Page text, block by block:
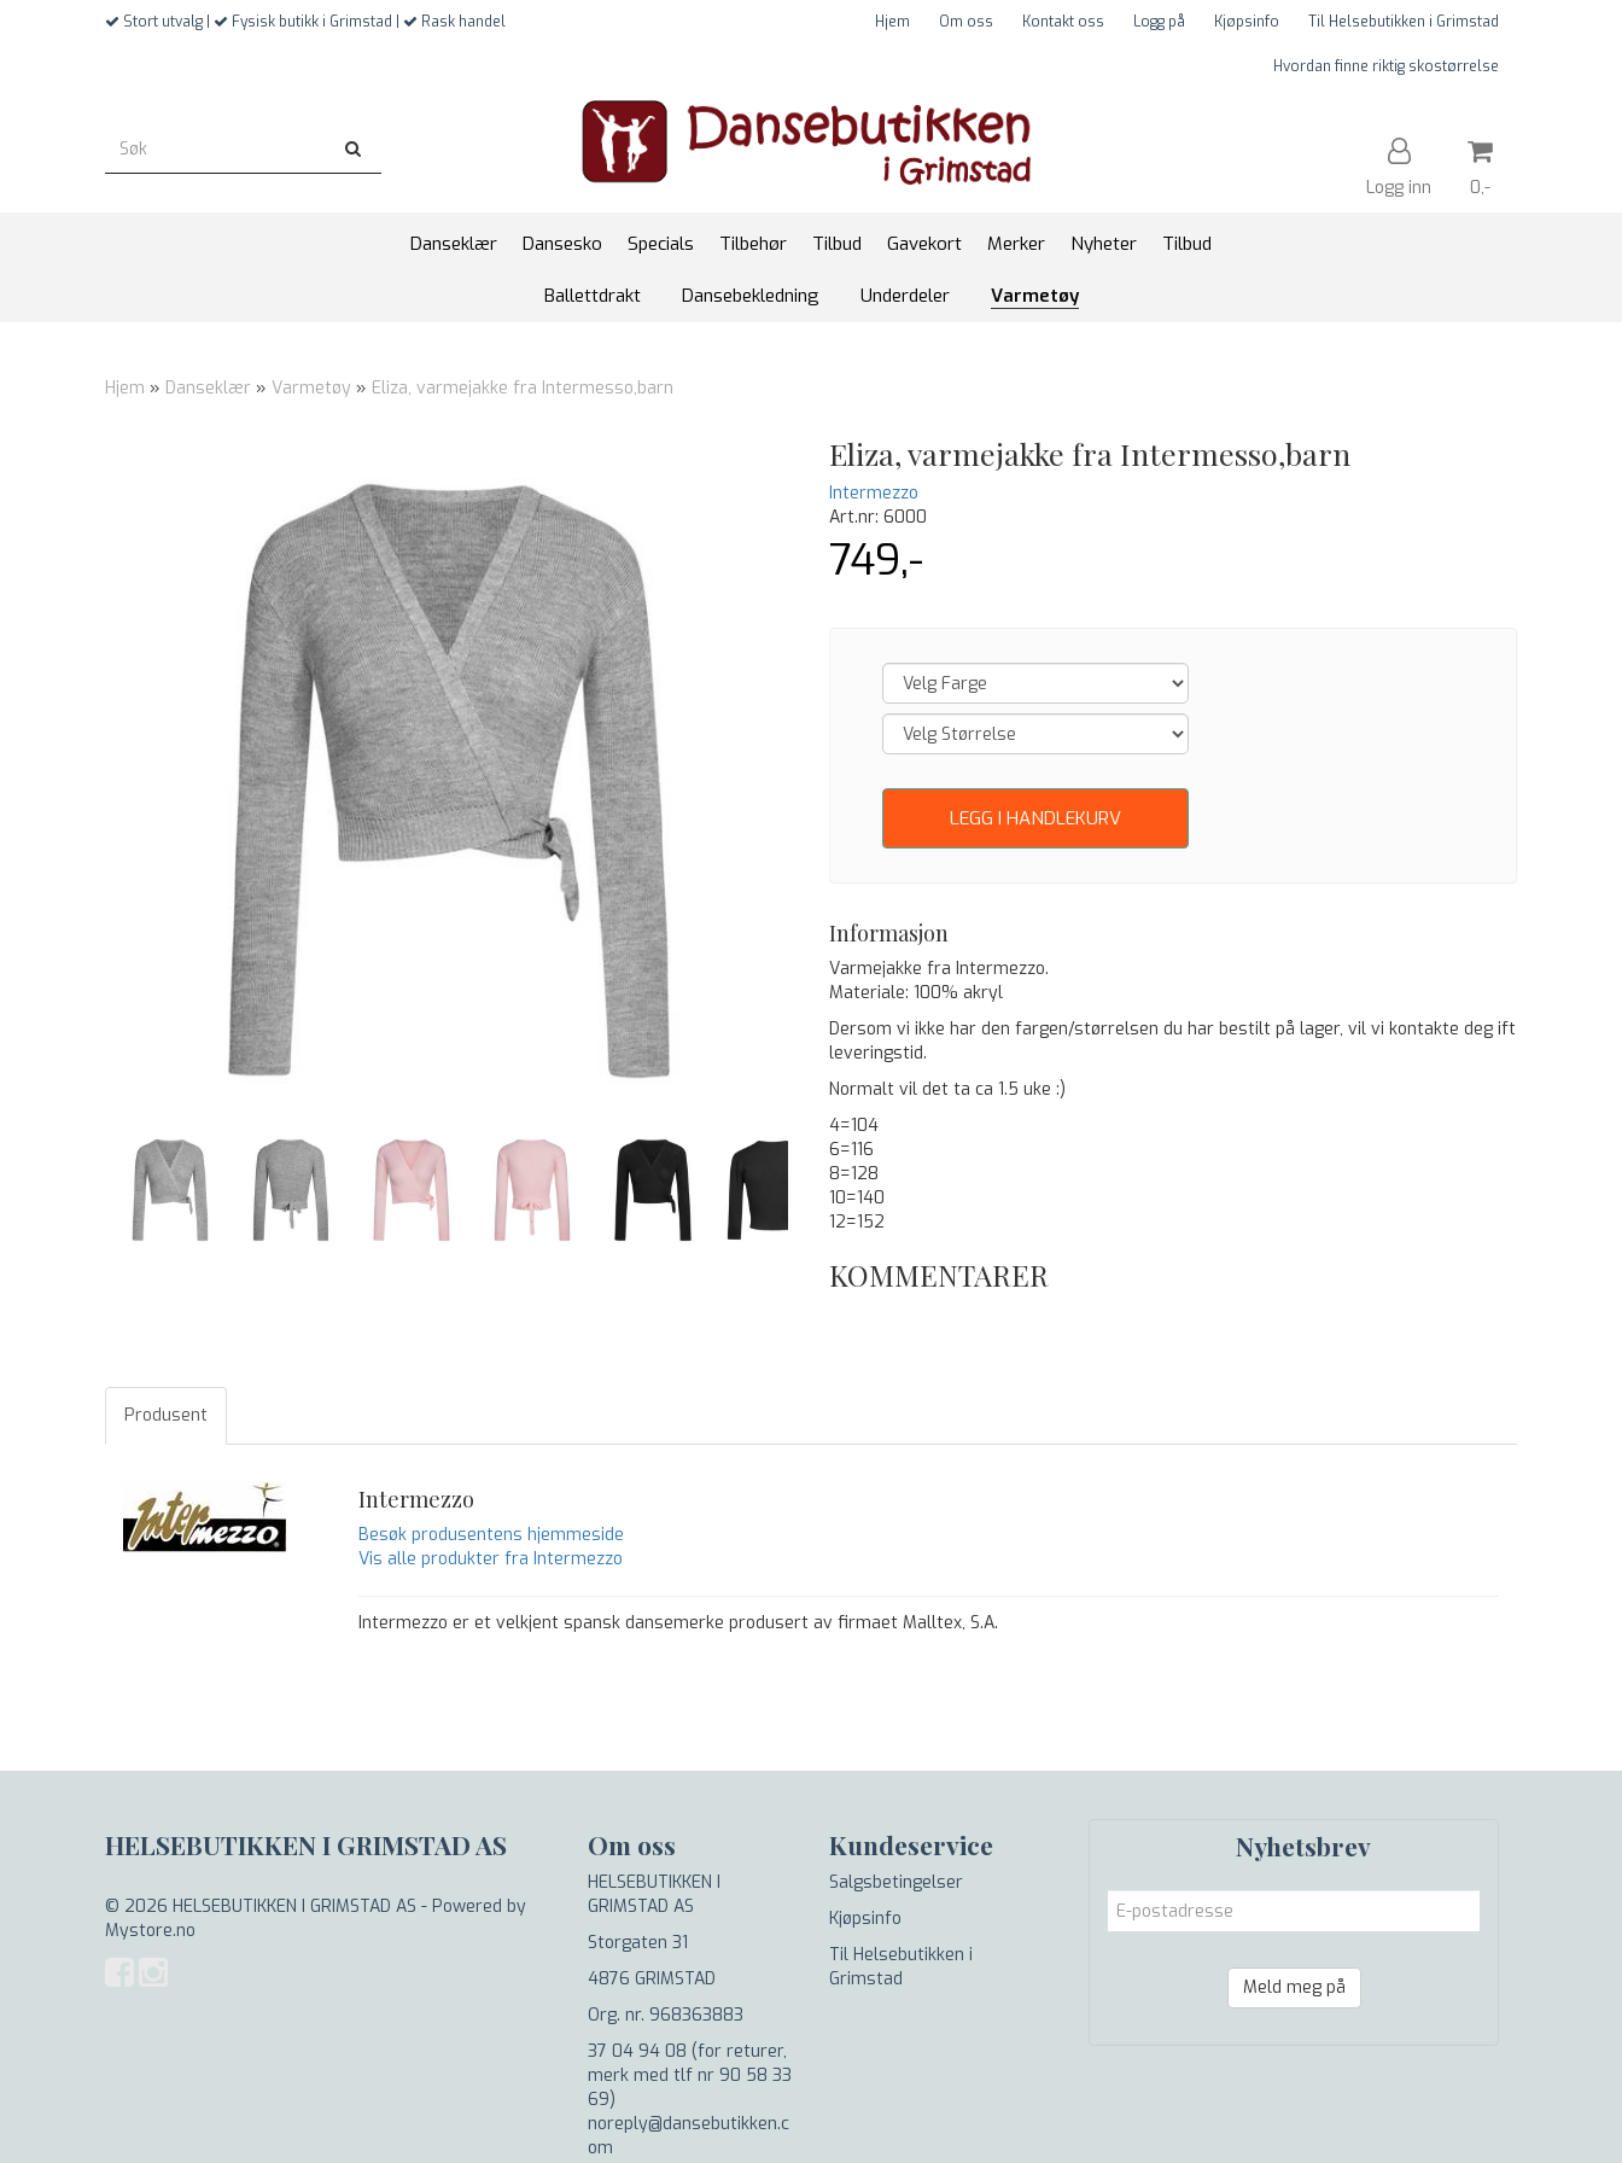
Stort utvalg | Fysisk butikk i Grimstad | Rask handel Hjem Om oss Kontakt oss Logg på Kjøpsinfo Til Helsebutikken i Grimstad
Hvordan finne riktig skostørrelse
Logg inn 0,-
Danseklær Dansesko Specials Tilbehør Tilbud Gavekort Merker Nyheter Tilbud
Ballettdrakt Dansebekledning Underdeler Varmetøy
Hjem » Danseklær » Varmetøy » Eliza, varmejakke fra Intermesso,barn
Eliza, varmejakke fra Intermesso,barn
Intermezzo
Art.nr: 6000
749,-
LEGG I HANDLEKURV
Informasjon
Varmejakke fra Intermezzo.
Materiale: 100% akryl
Dersom vi ikke har den fargen/størrelsen du har bestilt på lager, vil vi kontakte deg ift
leveringstid.
Normalt vil det ta ca 1.5 uke :)
4=104
6=116
8=128
10=140
12=152
KOMMENTARER
Produsent
Intermezzo
Besøk produsentens hjemmeside
Vis alle produkter fra Intermezzo
Intermezzo er et velkjent spansk dansemerke produsert av firmaet Malltex, S.A.
HELSEBUTIKKEN I GRIMSTAD AS
© 2026 HELSEBUTIKKEN I GRIMSTAD AS - Powered by
Mystore.no
Om oss
HELSEBUTIKKEN I
GRIMSTAD AS
Storgaten 31
4876 GRIMSTAD
Org. nr. 968363883
37 04 94 08 (for returer,
merk med tlf nr 90 58 33
69)
noreply@dansebutikken.c
om
Kundeservice
Salgsbetingelser
Kjøpsinfo
Til Helsebutikken i
Grimstad
Nyhetsbrev
Meld meg på